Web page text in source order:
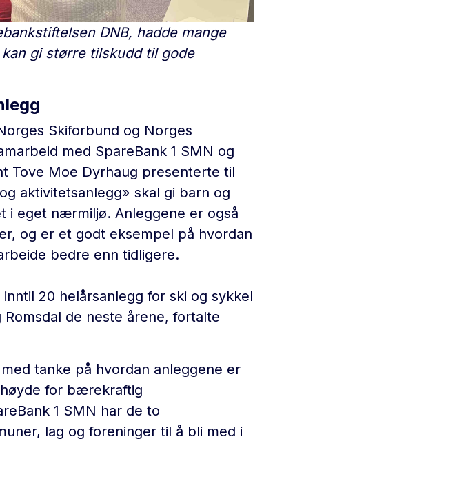
DNB, hadde mange
gi større tilskudd til gode
Skiforbund og Norges
med SpareBank 1 SMN og
Tove Moe Dyrhaug presenterte til
aktivitetsanlegg» skal gi barn og
i eget nærmiljø. Anleggene er også
og er et godt eksempel på hvordan
bedre enn tidligere.
20 helårsanlegg for ski og sykkel
de neste årene, fortalte
tanke på hvordan anleggene er
for bærekraftig
1 SMN har de to
lag og foreninger til å bli med i